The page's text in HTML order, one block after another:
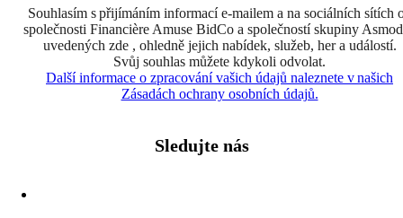
Souhlasím s přijímáním informací e-mailem a na sociálních sítích
společnosti Financière Amuse BidCo a společností skupiny
uvedených zde , ohledně jejich nabídek, služeb, her a událostí.
Svůj souhlas můžete kdykoli odvolat.
Další informace o zpracování vašich údajů naleznete v našich
Zásadách ochrany osobních údajů.
Sledujte nás